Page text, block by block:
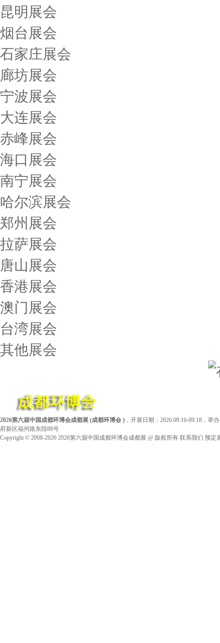
昆明展会
烟台展会
石家庄展会
廊坊展会
宁波展会
大连展会
赤峰展会
海口展会
南宁展会
哈尔滨展会
郑州展会
拉萨展会
唐山展会
香港展会
澳门展会
台湾展会
其他展会
‌2026第六届中国成都环博会成都展 (成都环博会 ) ，开展日期：2026.09.16-09.18，
府新区福州路东段88号
Copyright © 2008-2026 ‌2026第六届中国成都环博会成都展 @ 版权所有 联系我们 预定